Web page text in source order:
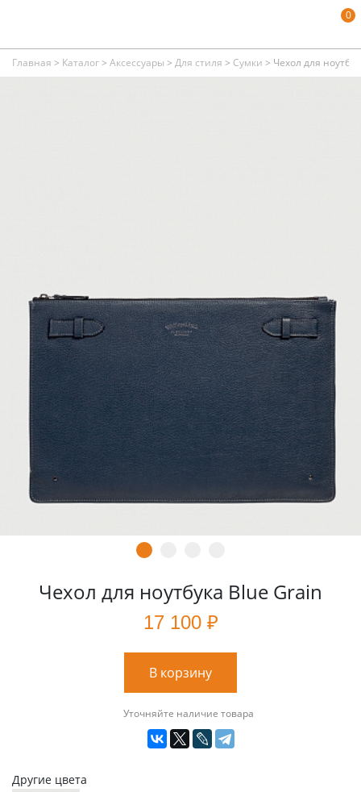
0
Главная > Каталог> Аксессуары > Для стиля > Сумки > Чехол для
Чехол для ноутбука Blue Grain
17 100 ₽
В корзину
Уточняйте наличие товара
Другие цвета